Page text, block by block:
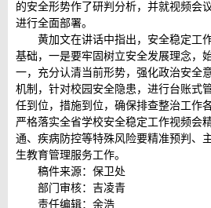
的安全形势作了研判分析，并就视频会
进行全面部署。
黄加文在讲话中指出，安全稳定工
基础，一是要牢固树立安全发展理念，
一，充分认清当前形势，强化政治安全
机制，针对校园安全隐患，进行台账式
任到位，措施到位，确保排查整治工作
严格落实全省学校安全稳定工作视频会
通、疾病防控等特殊风险要精准预判、
生教育管理服务工作。
稿件来源：保卫处
部门审核：吉凌青
责任编辑：余浩